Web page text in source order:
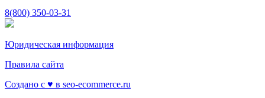
8(800) 350-03-31
Юридическая информация
Правила сайта
Создано с ♥️ в seo-ecommerce.ru